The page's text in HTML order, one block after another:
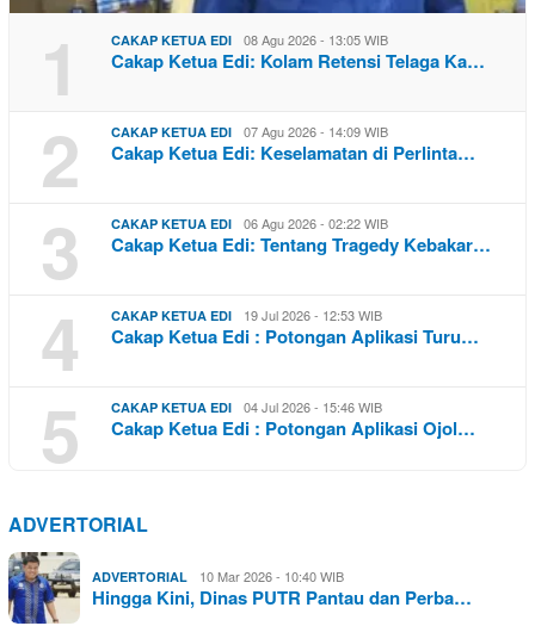
1 CAKAP KETUA EDI 08 Agu 2026 - 13:05 WIB
Cakap Ketua Edi: Kolam Retensi Telaga Ka…
2 CAKAP KETUA EDI 07 Agu 2026 - 14:09 WIB
Cakap Ketua Edi: Keselamatan di Perlinta…
3 CAKAP KETUA EDI 06 Agu 2026 - 02:22 WIB
Cakap Ketua Edi: Tentang Tragedy Kebakar…
4 CAKAP KETUA EDI 19 Jul 2026 - 12:53 WIB
Cakap Ketua Edi : Potongan Aplikasi Turu…
5 CAKAP KETUA EDI 04 Jul 2026 - 15:46 WIB
Cakap Ketua Edi : Potongan Aplikasi Ojol…
ADVERTORIAL
ADVERTORIAL 10 Mar 2026 - 10:40 WIB
Hingga Kini, Dinas PUTR Pantau dan Perba…